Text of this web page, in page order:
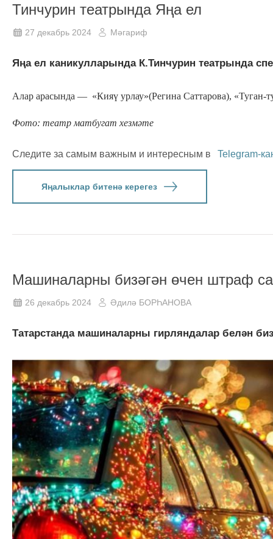
Тинчурин театрында Яңа ел
27 декабрь 2024 Мәгариф
Яңа ел каникулларында К.Тинчурин театрында
Алар арасында — «Кияү урлау»(Регина Саттарова),
Фото: театр матбугат хезмәте
Следите за самым важным и интересным в Telegram-
Яңалыклар битенә керегез
Машиналарны бизәгән өчен штраф
26 декабрь 2024 Әдилә БОРҺАНОВА
Татарстанда машиналарны гирляндалар белән